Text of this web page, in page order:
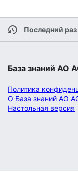
Последний
База знаний АО
Политика
О База знаний АО
Настольная версия